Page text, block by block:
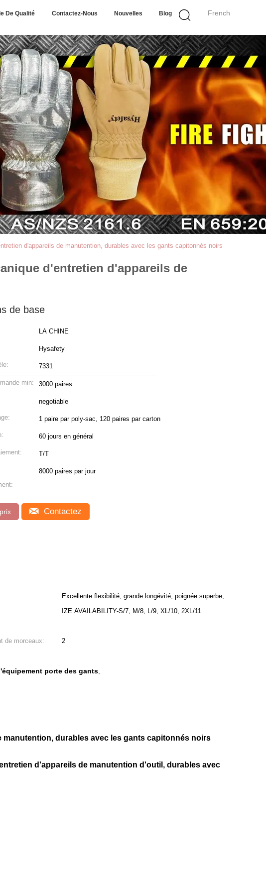
French
De Qualité Contactez-Nous Nouvelles Blog
d'appareils de manutention, durables avec les gants capitonnés noirs
d'entretien d'appareils de
de base
LA CHINE
Hysafety
7331
min: 3000 paires
negotiable
1 paire par poly-sac, 120 paires par carton
60 jours en général
T/T
8000 paires par jour
Contactez
Excellente flexibilité, grande longévité, poignée superbe,
IZE AVAILABILITY-S/7, M/8, L/9, XL/10, 2XL/11
de morceaux:
2
porte des gants,
durables avec les gants capitonnés noirs
d'appareils de manutention d'outil, durables avec